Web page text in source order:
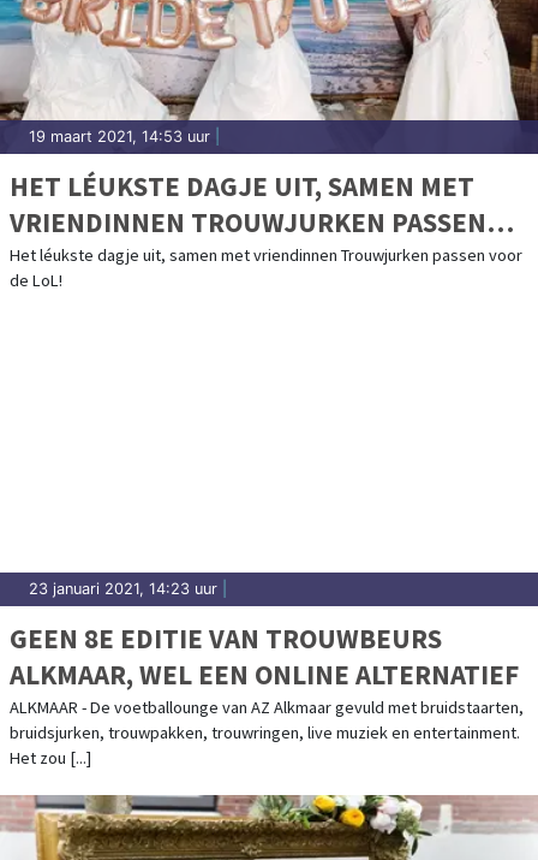
19 maart 2021, 14:53 uur
HET LÉUKSTE DAGJE UIT, SAMEN MET
VRIENDINNEN TROUWJURKEN PASSEN
VOOR DE LOL!
Het léukste dagje uit, samen met vriendinnen Trouwjurken passen voor
de LoL!
23 januari 2021, 14:23 uur
GEEN 8E EDITIE VAN TROUWBEURS
ALKMAAR, WEL EEN ONLINE ALTERNATIEF
ALKMAAR - De voetballounge van AZ Alkmaar gevuld met bruidstaarten,
bruidsjurken, trouwpakken, trouwringen, live muziek en entertainment.
Het zou [...]